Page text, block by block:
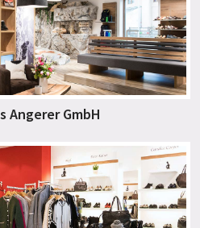
Angerer GmbH